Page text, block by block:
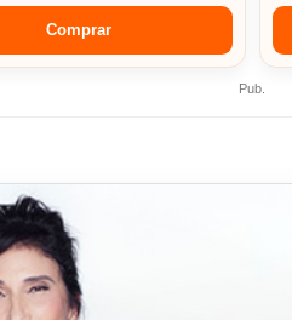
Comprar
Pub.